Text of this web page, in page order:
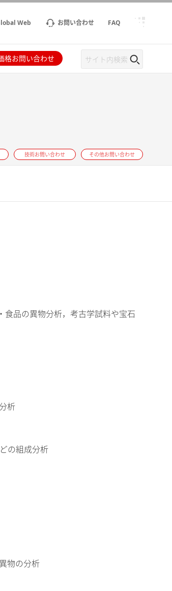
Web お問い合わせ FAQ
格お問い合わせ
技術お問い合わせ その他お問い合わせ
食品の異物分析，考古学試料や宝石
析
の組成分析
物の分析